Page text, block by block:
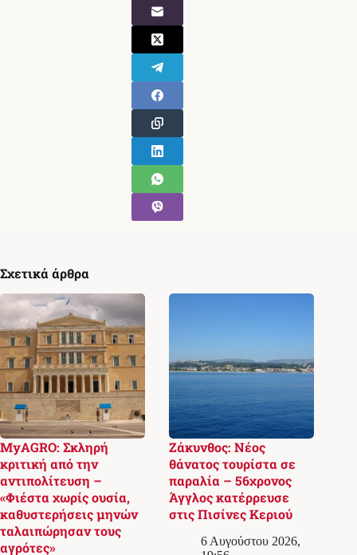
Σχετικά άρθρα
MyAGRO: Σκληρή
κριτική από την
αντιπολίτευση –
«Φιέστα χωρίς ουσία,
καθυστερήσεις μηνών
ταλαιπώρησαν τους
αγρότες»
Ζάκυνθος: Νέος
θάνατος τουρίστα σε
παραλία – 56χρονος
Άγγλος κατέρρευσε
στις Πισίνες Κεριού
6 Αυγούστου 2026,